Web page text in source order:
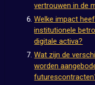
vertrouwen in de
Welke impact
institutionele
digitale activa?
Wat zijn de
worden